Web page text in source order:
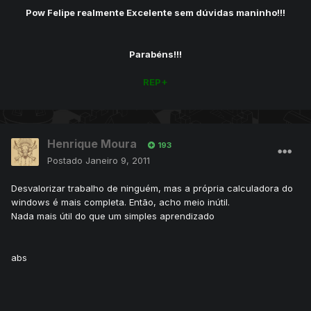
Pow Felipe realmente Excelente sem dúvidas maninho!!!
Parabéns!!!
REP+
Henrique Moura 193
Postado Janeiro 9, 2011
Desvalorizar trabalho de ninguém, mas a própria calculadora do
windows é mais completa. Então, acho meio inútil.
Nada mais útil do que um simples aprendizado
abs